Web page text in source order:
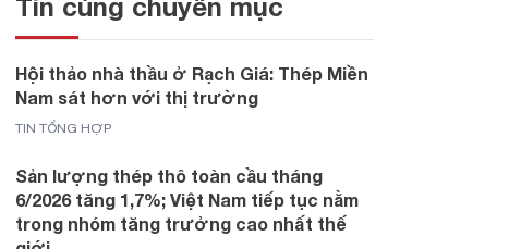
Tin cùng chuyên mục
Hội thảo nhà thầu ở Rạch Giá: Thép Miền
Nam sát hơn với thị trường
TIN TỔNG HỢP
Sản lượng thép thô toàn cầu tháng
6/2026 tăng 1,7%; Việt Nam tiếp tục nằm
trong nhóm tăng trưởng cao nhất thế